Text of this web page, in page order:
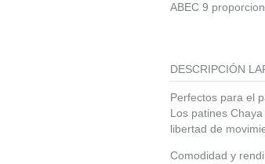
ABEC 9
DESCRIPCIÓN
Perfectos para el
Los patines
libertad de
Comodidad y